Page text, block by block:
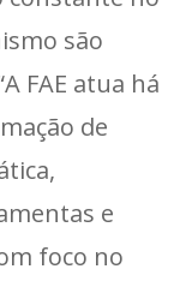
são
FAE atua há
de
e
foco no